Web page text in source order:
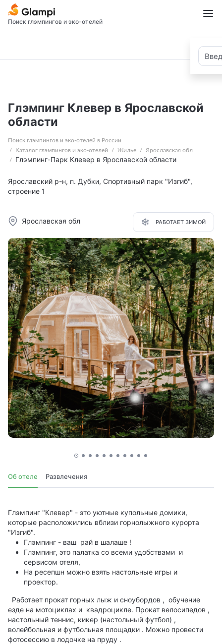
Поиск глэмпингов и эко-отелей
Глэмпинг Клевер в Ярославской
области
Поиск глэмпингов и эко-отелей в России
Каталог глэмпингов и эко-отелей
Жилье Ярославская обл
Глэмпинг-Парк Клевер в Ярославской области
Ярославский р-н, п. Дубки, Спортивный парк "Изгиб",
строение 1
Ярославская обл РАБОТАЕТ ЗИМОЙ
Об отеле Развлечения
Глэмпинг "Клевер" - это уютные купольные домики,
которые расположились вблизи горнолыжного курорта
"Изгиб".
Глэмпинг - ваш рай в шалаше !
Глэмпинг, это палатка со всеми удобствами и
сервисом отеля,
На ресепшн можно взять настольные игры и
проектор.
Работает прокат горных лыж и сноубордов , обучение
езде на мотоциклах и квадроцикле. Прокат велосипедов ,
настольный теннис, кикер (настольный футбол) ,
волейбольная и футбольная площадки . Можно провести
фотосессию в лодочке на пруду .